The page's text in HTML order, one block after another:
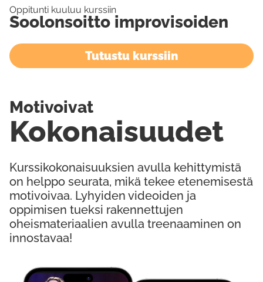
Oppitunti kuuluu kurssiin
Soolonsoitto improvisoiden
Tutustu kurssiin
Kurssikokonaisuuksien avulla kehittymistä
on helppo seurata, mikä tekee etenemisestä
motivoivaa. Lyhyiden videoiden ja
oppimisen tueksi rakennettujen
oheismateriaalien avulla treenaaminen on
innostavaa!
Kokonaisuudet
Motivoivat